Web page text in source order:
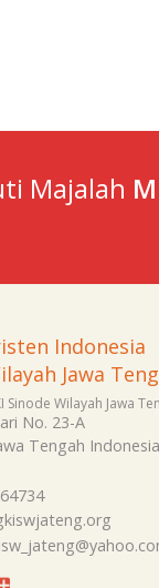
Majalah
Indonesia
Jawa
Sinode Wilayah Jawa
No. 23-A
Tengah Indonesia